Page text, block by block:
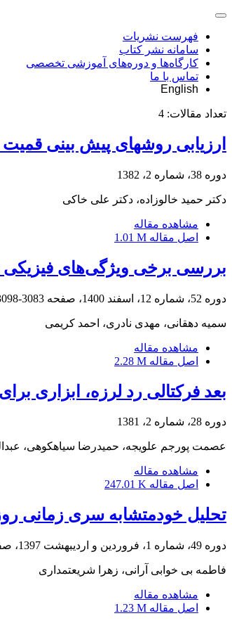
فهرست نشریات
سامانه نشر کتاب
کارگاه‌ها و دوره‌های آموزشی تخصصی
تماس با ما
English
تعداد مقالات: 4
ارزیابی روشهای پیش بینی
دوره 38، شماره 2، 1382
دکتر حمید خالوزاده، دکتر على خاکی
مشاهده مقاله
اصل مقاله 1.01 M
بررسی برخی ویژگی‌های فیزیکی و
دوره 52، شماره 12، اسفند 1400، صفحه 3083-3098
سمیه دهقانی، مهدی نادری، احمد کریمی
مشاهده مقاله
اصل مقاله 2.28 M
بعد فرکتالی رد لرزه، ابزاری
دوره 28، شماره 2، 1381
عصمت پورجم علویجه، حمیدرضا سیاهکوهی،
مشاهده مقاله
اصل مقاله 247.01 K
تحلیل خودمتشابه سری زمانی
دوره 49، شماره 1، فروردین و اردیبهشت 1397، صفحه
فاطمه بی خوابی آرانی، زهرا شریعتمداری
مشاهده مقاله
اصل مقاله 1.23 M